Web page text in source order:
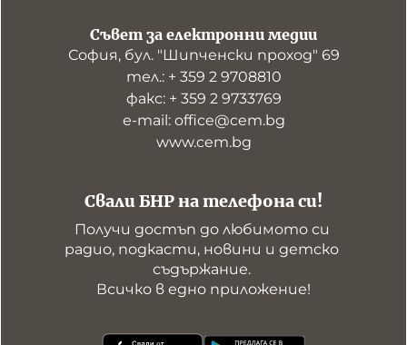
Свали БНР на телефона си!
Получи достъп до любимото си
радио, подкасти, новини и детско
съдържание.
Всичко в едно приложение!
Съвет за електронни медии
София, бул. "Шипченски проход" 69
тел.: + 359 2 9708810
факс: + 359 2 9733769
е-mail: office@cem.bg
www.cem.bg